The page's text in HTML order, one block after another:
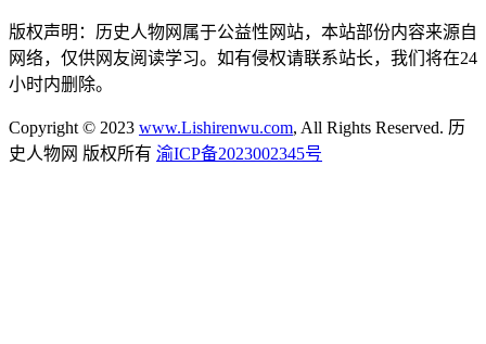
版权声明：历史人物网属于公益性网站，本站部份内容来源自
网络，仅供网友阅读学习。如有侵权请联系站长，我们将在24
小时内删除。
Copyright © 2023 www.Lishirenwu.com, All Rights Reserved. 历
史人物网 版权所有 渝ICP备2023002345号